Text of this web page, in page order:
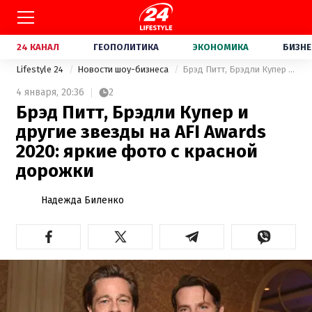
24 КАНАЛ ГЕОПОЛИТИКА ЭКОНОМИКА
Lifestyle 24 Новости шоу-бизнеса Брэд Питт, Брэдли Купер и другие звезды на AFI Awards 2020: яркие фото с красной дорожки
4 января, 20:36 2
Брэд Питт, Брэдли Купер и
другие звезды на AFI Awards
2020: яркие фото с красной
дорожки
Надежда Биленко